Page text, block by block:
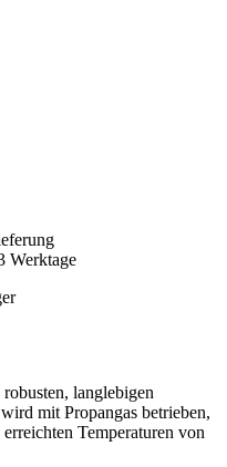
Werktage
langlebigen
mit Propangas betrieben,
Temperaturen von